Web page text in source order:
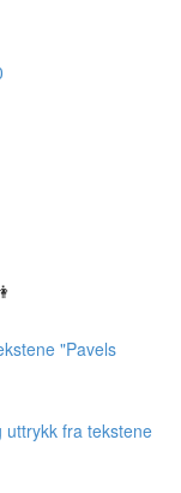
"Pavels
fra tekstene